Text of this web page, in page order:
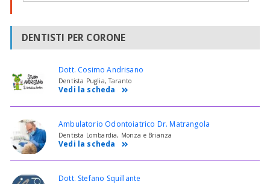
DENTISTI PER CORONE
Dott. Cosimo Andrisano
Dentista Puglia, Taranto
Vedi la scheda
Ambulatorio Odontoiatrico Dr. Matrangola
Dentista Lombardia, Monza e Brianza
Vedi la scheda
Dott. Stefano Squillante